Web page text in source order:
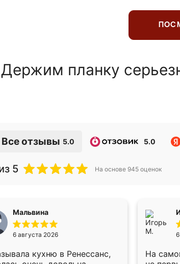
Держим планку
Все отзывы 5.0 5.0
5 На основе 945 оценок
Мальвина
6 августа 2026
кухню в Ренессанс,
На